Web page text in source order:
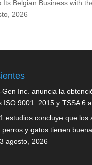
Its Belgian Business with
2026
Gen Inc. anuncia la
ISO 9001: 2015 y TSSA 6
estudios concluye que los
y gatos tienen buena
3 agosto, 2026